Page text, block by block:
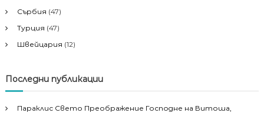
Сърбия (47)
Турция (47)
Швейцария (12)
Последни публикации
Параклис Свето Преображение Господне на Витоша,